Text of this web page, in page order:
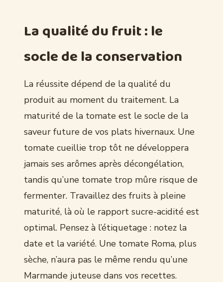
La qualité du fruit : le
socle de la conservation
La réussite dépend de la qualité du
produit au moment du traitement. La
maturité de la tomate est le socle de la
saveur future de vos plats hivernaux. Une
tomate cueillie trop tôt ne développera
jamais ses arômes après décongélation,
tandis qu’une tomate trop mûre risque de
fermenter. Travaillez des fruits à pleine
maturité, là où le rapport sucre-acidité est
optimal. Pensez à l’étiquetage : notez la
date et la variété. Une tomate Roma, plus
sèche, n’aura pas le même rendu qu’une
Marmande juteuse dans vos recettes.